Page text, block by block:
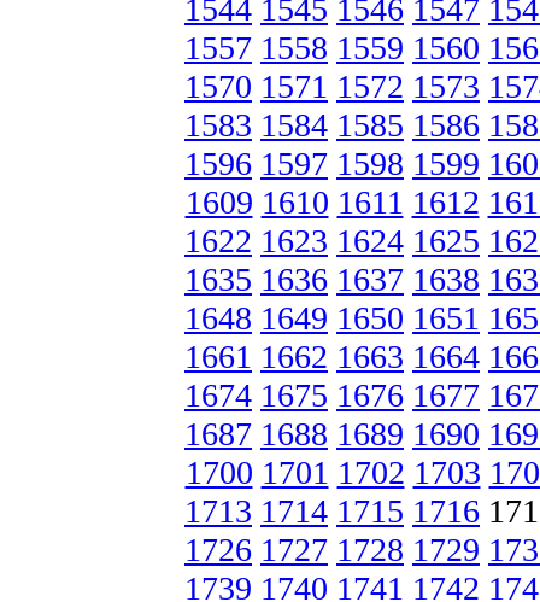
1544 1545 1546 1547
1557 1558 1559 1560
1570 1571 1572 1573
1583 1584 1585 1586
1596 1597 1598 1599
1609 1610 1611 1612
1622 1623 1624 1625
1635 1636 1637 1638
1648 1649 1650 1651
1661 1662 1663 1664
1674 1675 1676 1677
1687 1688 1689 1690
1700 1701 1702 1703
1713 1714 1715 1716
1726 1727 1728 1729
1739 1740 1741 1742